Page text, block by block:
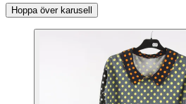
Hoppa över karusell